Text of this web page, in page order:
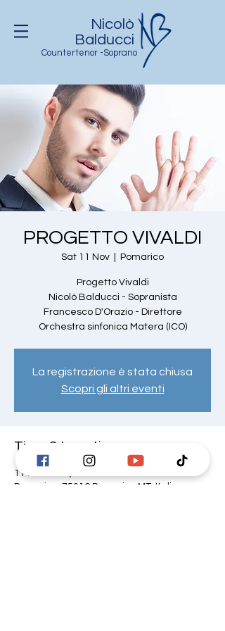
Nicolò
Balducci
Countertenor -Soprano
PROGETTO VIVALDI
Sat 11 Nov Pomarico
Progetto Vivaldi
Nicolò Balducci - Sopranista
Francesco D'Orazio - Direttore
Orchestra sinfonica Matera (ICO)
La registrazione è stata chiusa
Scopri gli altri eventi
Time & Location
11 Nov 2023, 20:30 – 22:30
Pomarico, 75016 Pomarico MT, Italia